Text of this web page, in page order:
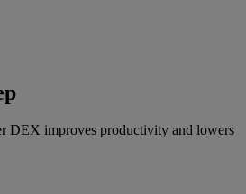
DEX improves productivity and lowers